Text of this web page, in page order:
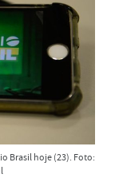
Brasil hoje (23). Foto: